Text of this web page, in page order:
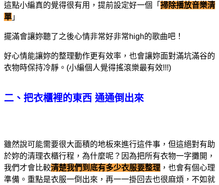
這點小編真的覺得很有用，提前設定好一個「 掃除播放音樂清
單 」
擺滿會讓妳聽了之後心情非常好非常high的歌曲吧！
好心情能讓妳的整理動作更有效率，也會讓妳面對滿坑滿谷的
衣物時保持冷靜。 (小編個人覺得搖滾樂最有效!!!)
二、把衣櫃裡的東西 通通倒出來
雖然說可能需要很大面積的地板來進行這件事，但這絕對有助
於妳的清理衣櫃行程， 為什麼呢？因為把所有衣物一字攤開，
我們才會比較清楚我們到底有多少衣服要整理 ，也會有個心理
準備。重點是衣服一倒出來，再一一掛回去也很麻煩，不如就